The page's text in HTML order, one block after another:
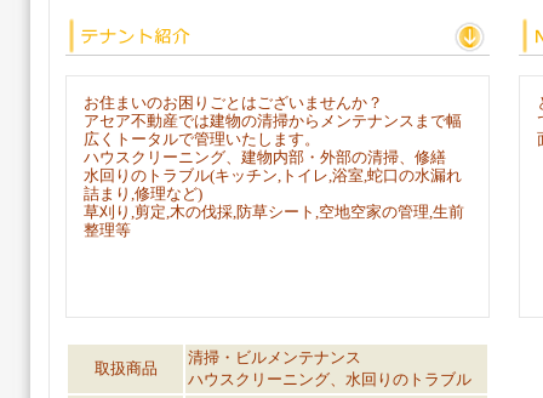
お住まいのお困りごとはございませんか？
アセア不動産では建物の清掃からメンテナンスまで幅
広くトータルで管理いたします。
ハウスクリーニング、建物内部・外部の清掃、修繕
水回りのトラブル(キッチン,トイレ,浴室,蛇口の水漏れ
詰まり,修理など)
草刈り,剪定,木の伐採,防草シート,空地空家の管理,生前
整理等
取扱商品
清掃・ビルメンテナンス
ハウスクリーニング、水回りのトラブル